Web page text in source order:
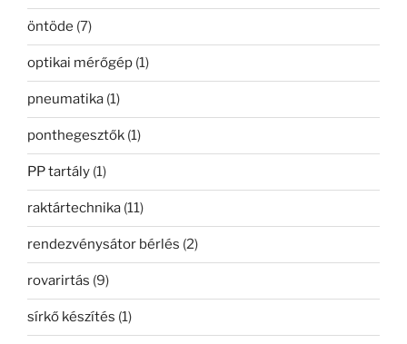
öntöde (7)
optikai mérőgép (1)
pneumatika (1)
ponthegesztők (1)
PP tartály (1)
raktártechnika (11)
rendezvénysátor bérlés (2)
rovarirtás (9)
sírkő készítés (1)